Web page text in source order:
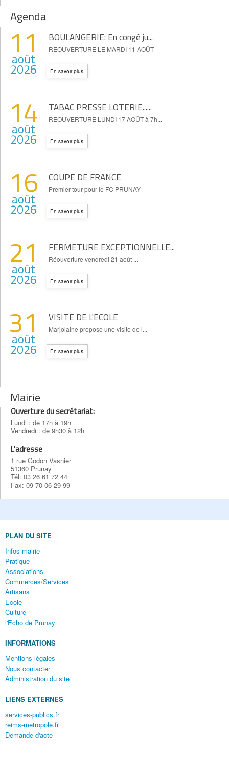
Agenda
BOULANGERIE: En congé ju...
REOUVERTURE LE MARDI 11 AOÛT
11
août
2026 En savoir plus
TABAC PRESSE LOTERIE......
REOUVERTURE LUNDI 17 AOÛT à 7h...
14
août
2026 En savoir plus
COUPE DE FRANCE
Premier tour pour le FC PRUNAY
16
août
2026 En savoir plus
FERMETURE EXCEPTIONNELLE...
Réouverture vendredi 21 août ...
21
août
2026 En savoir plus
VISITE DE L'ECOLE
Marjolaine propose une visite de l...
31
août
2026 En savoir plus
Mairie
Ouverture du secrétariat:
Lundi : de 17h à 19h
Vendredi : de 9h30 à 12h
L'adresse
1 rue Godon Vasnier
51360 Prunay
Tél: 03 26 61 72 44
Fax: 09 70 06 29 99
PLAN DU SITE
Infos mairie
Pratique
Associations
Commerces/Services
Artisans
Ecole
Culture
l'Echo de Prunay
INFORMATIONS
Mentions légales
Nous contacter
Administration du site
LIENS EXTERNES
services-publics.fr
reims-metropole.fr
Demande d'acte